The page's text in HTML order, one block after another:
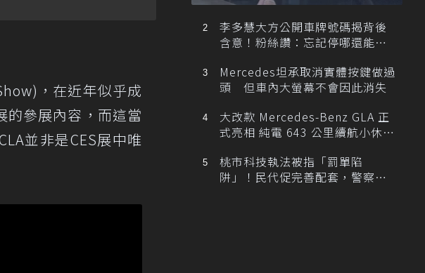
，在近年似乎成
的參展內容，而這當
並非是CES展中唯
李多慧大方公開車牌號碼揭背後
含意！粉絲讚：忘記停哪還能幫
Mercedes坦承取消實體按鍵做過
頭 但車內大螢幕不會因此消失
大改款 Mercedes-Benz GLA 正
式亮相 純電 643 公里續航小休
桃市科技執法被指「罰單陷
阱」！民代促完善配套，警察局